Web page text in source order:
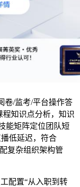
卷/监考/平台操作答
知识点分析，知识
能矩阵定位团队短
低延迟，符合
复杂组织架构管
配置“从入职到转